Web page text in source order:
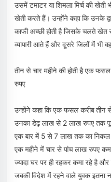
उसमें टमाटर या शिमला मिर्च की खेती
खेती करते हैं। उन्होंने कहा कि उनके
काफी अच्छी होती है जिसके चलते खेत
व्यापारी आते हैं और दूसरे जिलों में भी
तीन से चार महीने की होती है एक
रुपए
उन्होंने कहा कि एक फसल करीब तीन
उनका डेढ़ लाख से 2 लाख रुपए तक
एक बार में 5 से 7 लाख तक का
एक महीने में चार से पांच लाख रुपए
ज्यादा घर पर ही रहकर कमा रहे है
जबकी विदेश में रहने वाले युवक इतना